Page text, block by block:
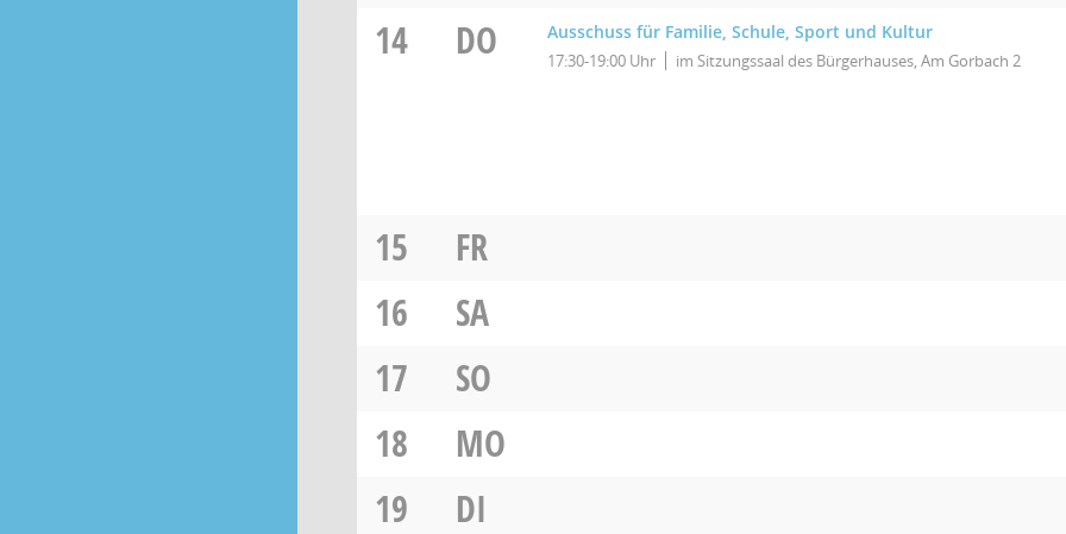
14
DO Ausschuss für Familie, Schule, Sport und Kultur
17:30-19:00 Uhr im Sitzungssaal des Bürgerhauses, Am Gorbach 2
15
FR
16
SA
17
SO
18
MO
19
DI